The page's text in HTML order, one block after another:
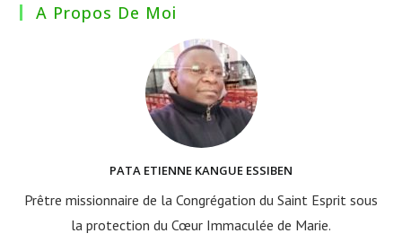
A Propos De Moi
PATA ETIENNE KANGUE ESSIBEN
Prêtre missionnaire de la Congrégation du Saint Esprit sous
la protection du Cœur Immaculée de Marie.